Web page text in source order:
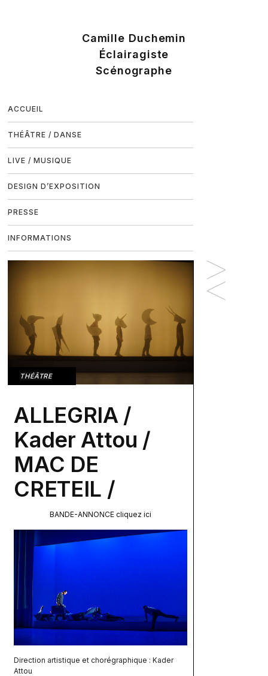
ACCUEIL
THÉÂTRE / DANSE
LIVE / MUSIQUE
DESIGN D’EXPOSITION
PRESSE
INFORMATIONS
THÉÂTRE
ALLEGRIA /
Kader Attou /
MAC DE
CRETEIL /
BANDE-ANNONCE cliquez ici
Direction artistique et chorégraphique : Kader
Attou